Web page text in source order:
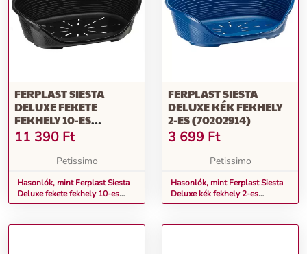
FERPLAST SIESTA
DELUXE FEKETE
FEKHELY 10-ES
(70210917)
11 390 Ft
Petissimo
Hasonlók, mint Ferplast Siesta
Deluxe fekete fekhely 10-es
(70210917)
FERPLAST SIESTA
DELUXE KÉK FEKHELY
2-ES (70202914)
3 699 Ft
Petissimo
Hasonlók, mint Ferplast Siesta
Deluxe kék fekhely 2-es
(70202914)